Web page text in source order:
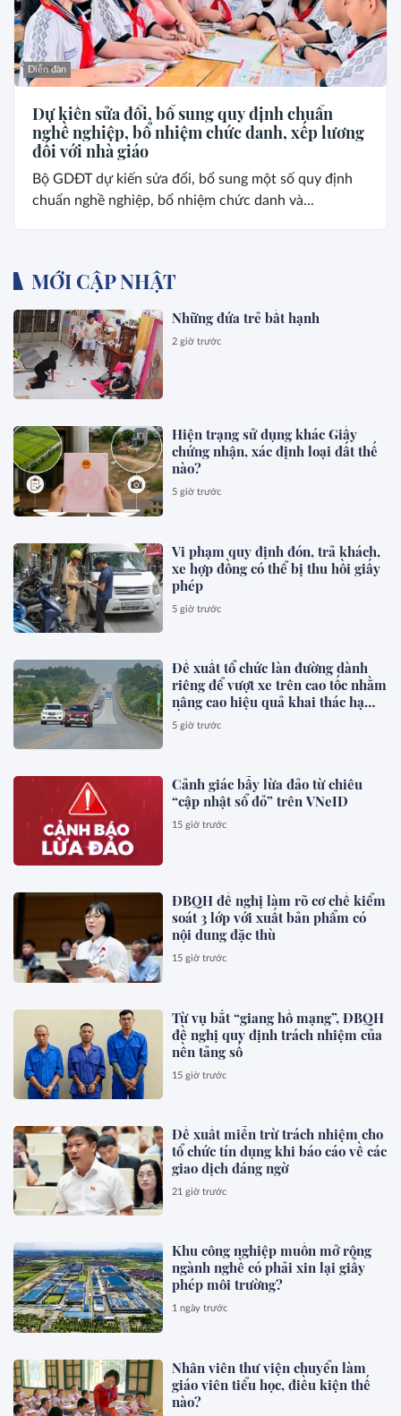
Diễn đàn
Dự kiến sửa đổi, bổ sung quy định chuẩn
nghề nghiệp, bổ nhiệm chức danh, xếp lương
đối với nhà giáo
Bộ GDĐT dự kiến sửa đổi, bổ sung một số quy định
chuẩn nghề nghiệp, bổ nhiệm chức danh và...
MỚI CẬP NHẬT
Những đứa trẻ bất hạnh
2 giờ trước
Hiện trạng sử dụng khác Giấy
chứng nhận, xác định loại đất thế
nào?
5 giờ trước
Vi phạm quy định đón, trả khách,
xe hợp đồng có thể bị thu hồi giấy
phép
5 giờ trước
Đề xuất tổ chức làn đường dành
riêng để vượt xe trên cao tốc nhằm
nâng cao hiệu quả khai thác hạ
tầng, giảm xung đột giao thông,
phòng ngừa tai nạn
5 giờ trước
Cảnh giác bẫy lừa đảo từ chiêu
“cập nhật sổ đỏ” trên VNeID
15 giờ trước
ĐBQH đề nghị làm rõ cơ chế kiểm
soát 3 lớp với xuất bản phẩm có
nội dung đặc thù
15 giờ trước
Từ vụ bắt “giang hồ mạng”, ĐBQH
đề nghị quy định trách nhiệm của
nền tảng số
15 giờ trước
Đề xuất miễn trừ trách nhiệm cho
tổ chức tín dụng khi báo cáo về các
giao dịch đáng ngờ
21 giờ trước
Khu công nghiệp muốn mở rộng
ngành nghề có phải xin lại giấy
phép môi trường?
1 ngày trước
Nhân viên thư viện chuyển làm
giáo viên tiểu học, điều kiện thế
nào?